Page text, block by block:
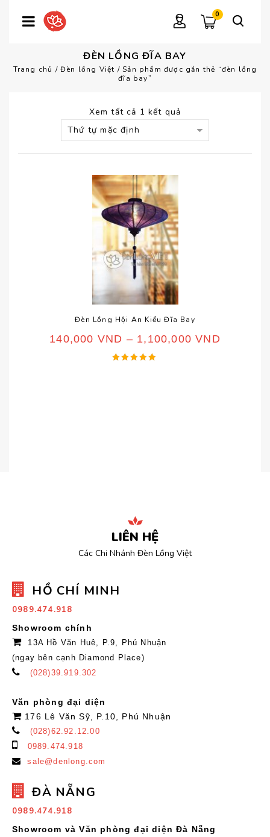
0
ĐÈN LỒNG ĐĨA BAY
Trang chủ / Đèn lồng Việt /Sản phẩm được gắn thẻ “đèn lồng
đĩa bay”
Xem tất cả 1 kết quả
Thứ tự mặc định
Đèn Lồng Hội An Kiểu Đĩa Bay
140,000 VND – 1,100,000VND
LIÊN HỆ
Các Chi Nhánh Đèn Lồng Việt
HỒ CHÍ MINH
0989.474.918
Showroom chính
13A Hồ Văn Huê, P.9, Phú Nhuận
(ngay bên cạnh Diamond Place)
(028)39.919.302
Văn phòng đại diện
176 Lê Văn Sỹ, P.10, Phú Nhuận
(028)62.92.12.00
0989.474.918
sale@denlong.com
ĐÀ NẴNG
0989.474.918
Showroom và Văn phòng đại diện Đà Nẵng